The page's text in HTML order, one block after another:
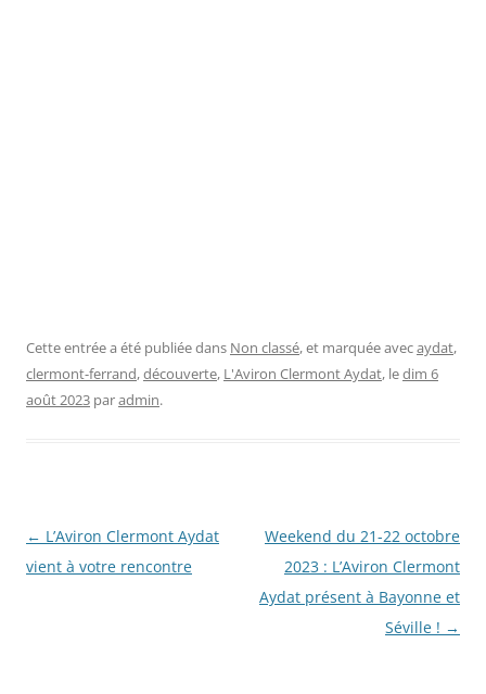
Cette entrée a été publiée dans Non classé, et marquée avecaydat,
clermont-ferrand,découverte, L'Aviron Clermont Aydat, ledim 6
août 2023 paradmin.
Navigation
des
← L’Aviron Clermont Aydat
vient à votre rencontre
Weekend du 21-22 octobre
2023 : L’Aviron Clermont
Aydat présent à Bayonne et
Séville ! →